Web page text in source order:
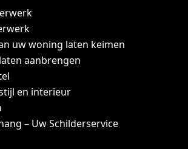
uw woning laten keimen
aanbrengen
en interieur
– Uw Schilderservice